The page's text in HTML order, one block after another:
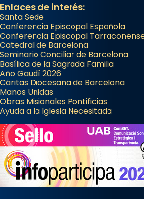
Enlaces de interés:
Santa Sede
Conferencia Episcopal Española
Conferencia Episcopal
Catedral de Barcelona
Seminario Conciliar de Barcelona
Basílica de la Sagrada Familia
Año Gaudí 2026
Cáritas Diocesana de Barcelona
Manos Unidas
Obras Misionales Pontificias
Ayuda a la Iglesia Necesitada